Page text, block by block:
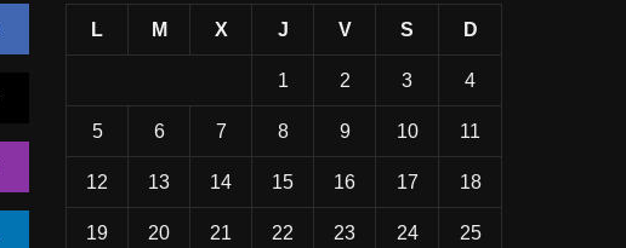
L M X J V S D
1 2 3 4
5 6 7 8 9 10 11
12 13 14 15 16 17 18
19 20 21 22 23 24 25